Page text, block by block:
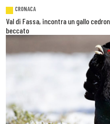
CRONACA
Val di Fassa, incontra un gallo
beccato